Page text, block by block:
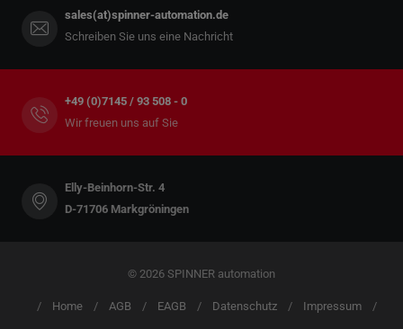
sales(at)spinner-automation.de
Schreiben Sie uns eine Nachricht
+49 (0)7145 / 93 508 - 0
Wir freuen uns auf Sie
Elly-Beinhorn-Str. 4
D-71706 Markgröningen
© 2026 SPINNER automation
Home AGB EAGB Datenschutz Impressum